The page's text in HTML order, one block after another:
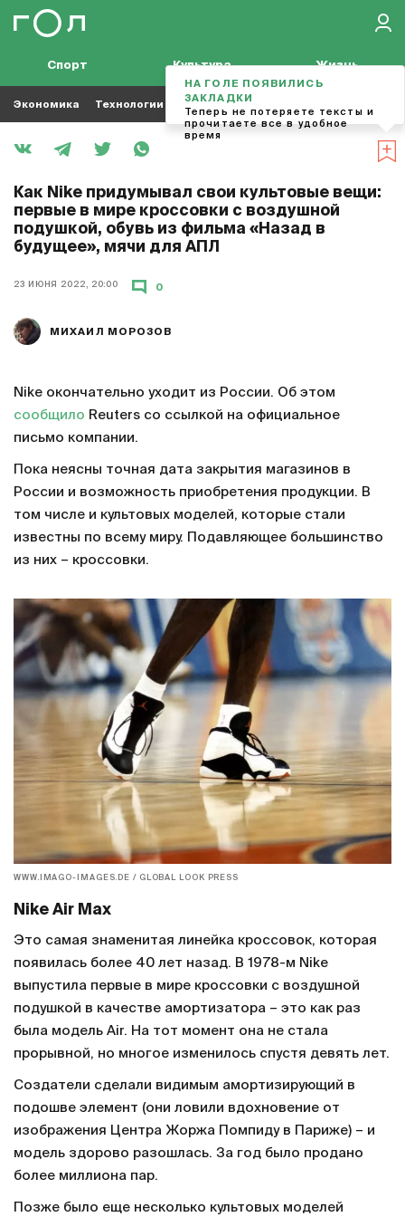
Спорт Культура Жизнь
Экономика Технологии Кино Футбол
Как Nike придумывал свои культовые вещи:
первые в мире кроссовки с воздушной
подушкой, обувь из фильма «Назад в
будущее», мячи для АПЛ
23 ИЮНЯ 2022, 20:00
МИХАИЛ МОРОЗОВ
0
Nike окончательно уходит из России. Об этом
сообщило Reuters со ссылкой на официальное
письмо компании.
Пока неясны точная дата закрытия магазинов в
России и возможность приобретения продукции. В
том числе и культовых моделей, которые стали
известны по всему миру. Подавляющее большинство
из них – кроссовки.
WWW.IMAGO-IMAGES.DE / GLOBAL LOOK PRESS
Nike Air Max
Это самая знаменитая линейка кроссовок, которая
появилась более 40 лет назад. В 1978-м Nike
выпустила первые в мире кроссовки с воздушной
подушкой в качестве амортизатора – это как раз
была модель Air. На тот момент она не стала
прорывной, но многое изменилось спустя девять лет.
Создатели сделали видимым амортизирующий в
подошве элемент (они ловили вдохновение от
изображения Центра Жоржа Помпиду в Париже) – и
модель здорово разошлась. За год было продано
более миллиона пар.
Позже было еще несколько культовых моделей
НА ГОЛЕ ПОЯВИЛИСЬ
ЗАКЛАДКИ
Теперь не потеряете тексты и
прочитаете все в удобное
время